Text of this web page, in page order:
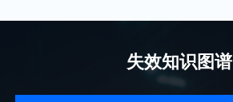
失效知识图谱